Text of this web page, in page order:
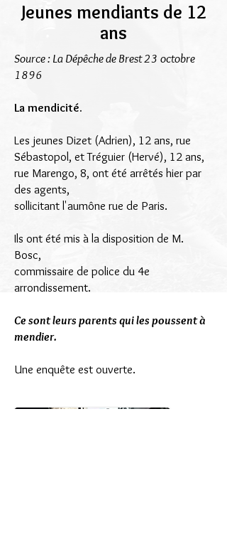
Jeunes mendiants de 12
ans
Source : La Dépêche de Brest 23 octobre
1896
La mendicité.
Les jeunes Dizet (Adrien), 12 ans, rue
Sébastopol, et Tréguier (Hervé), 12 ans,
rue Marengo, 8, ont été arrêtés hier par
des agents,
sollicitant l'aumône rue de Paris.
Ils ont été mis à la disposition de M.
Bosc,
commissaire de police du 4e
arrondissement.
Ce sont leurs parents qui les poussent à
mendier.
Une enquête est ouverte.